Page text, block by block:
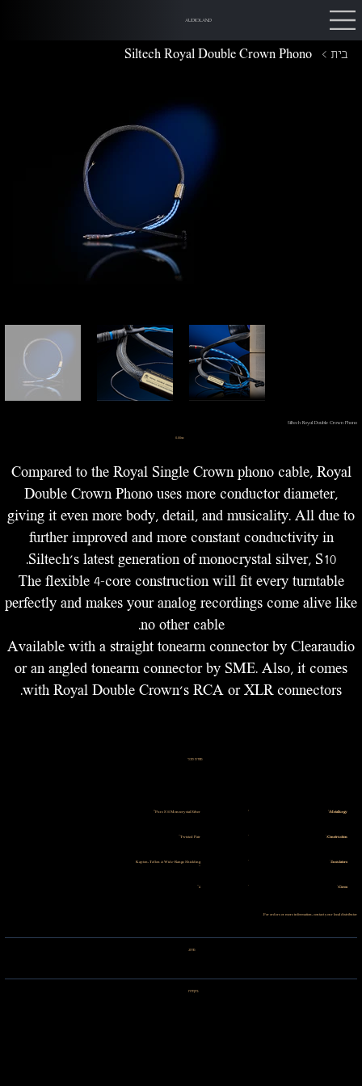
AUDIOLAND
בית >
Siltech Royal Double Crown Phono
Siltech Royal Double Crown Phono
מחיר
‏0.00 ‏₪
Compared to the Royal Single Crown phono cable, Royal
Double Crown Phono uses more conductor diameter,
giving it even more body, detail, and musicality. All due to
further improved and more constant conductivity in
Siltech’s latest generation of monocrystal silver, S10.
The flexible 4-core construction will fit every turntable
perfectly and makes your analog recordings come alive like
no other cable.
Available with a straight tonearm connector by Clearaudio
or an angled tonearm connector by SME. Also, it comes
with Royal Double Crown’s RCA or XLR connectors.
מפרט טכני
Metallurgy:
Pure S10 Monocrystal Silver
Construction:
Twisted Pair
Insulators:
Kapton, Teflon & Wide-Range Shielding
Cores:
4
For orders or more information, contact your local distributor.
מותג
ביקורות